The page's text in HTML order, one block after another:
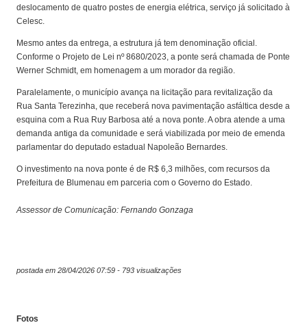
deslocamento de quatro postes de energia elétrica, serviço já solicitado à
Celesc.
Mesmo antes da entrega, a estrutura já tem denominação oficial.
Conforme o Projeto de Lei nº 8680/2023, a ponte será chamada de Ponte
Werner Schmidt, em homenagem a um morador da região.
Paralelamente, o município avança na licitação para revitalização da
Rua Santa Terezinha, que receberá nova pavimentação asfáltica desde a
esquina com a Rua Ruy Barbosa até a nova ponte. A obra atende a uma
demanda antiga da comunidade e será viabilizada por meio de emenda
parlamentar do deputado estadual Napoleão Bernardes.
O investimento na nova ponte é de R$ 6,3 milhões, com recursos da
Prefeitura de Blumenau em parceria com o Governo do Estado.
Assessor de Comunicação: Fernando Gonzaga
postada em 28/04/2026 07:59 - 793 visualizações
Fotos